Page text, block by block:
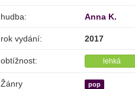
hudba: Anna K.
rok vydání: 2017
obtížnost: lehká
Žánry pop